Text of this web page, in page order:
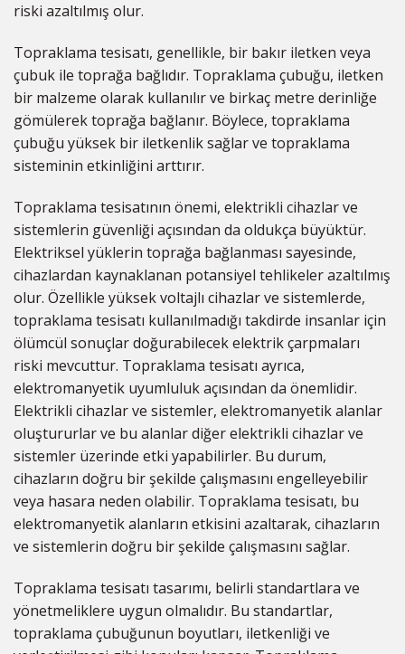
riski azaltılmış olur.
Topraklama tesisatı, genellikle, bir bakır iletken veya
çubuk ile toprağa bağlıdır. Topraklama çubuğu, iletken
bir malzeme olarak kullanılır ve birkaç metre derinliğe
gömülerek toprağa bağlanır. Böylece, topraklama
çubuğu yüksek bir iletkenlik sağlar ve topraklama
sisteminin etkinliğini arttırır.
Topraklama tesisatının önemi, elektrikli cihazlar ve
sistemlerin güvenliği açısından da oldukça büyüktür.
Elektriksel yüklerin toprağa bağlanması sayesinde,
cihazlardan kaynaklanan potansiyel tehlikeler azaltılmış
olur. Özellikle yüksek voltajlı cihazlar ve sistemlerde,
topraklama tesisatı kullanılmadığı takdirde insanlar için
ölümcül sonuçlar doğurabilecek elektrik çarpmaları
riski mevcuttur. Topraklama tesisatı ayrıca,
elektromanyetik uyumluluk açısından da önemlidir.
Elektrikli cihazlar ve sistemler, elektromanyetik alanlar
oluştururlar ve bu alanlar diğer elektrikli cihazlar ve
sistemler üzerinde etki yapabilirler. Bu durum,
cihazların doğru bir şekilde çalışmasını engelleyebilir
veya hasara neden olabilir. Topraklama tesisatı, bu
elektromanyetik alanların etkisini azaltarak, cihazların
ve sistemlerin doğru bir şekilde çalışmasını sağlar.
Topraklama tesisatı tasarımı, belirli standartlara ve
yönetmeliklere uygun olmalıdır. Bu standartlar,
topraklama çubuğunun boyutları, iletkenliği ve